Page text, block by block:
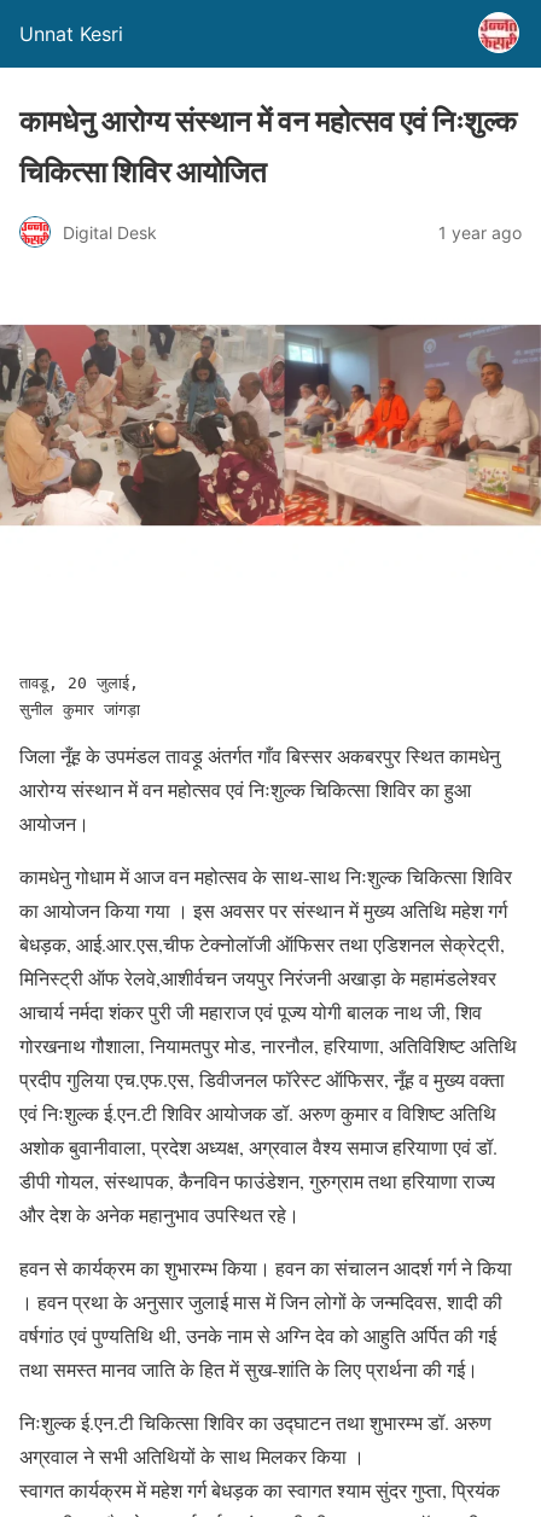
Unnat Kesri
कामधेनु आरोग्य संस्थान में वन महोत्सव एवं निःशुल्क
चिकित्सा शिविर आयोजित
Digital Desk 1 year ago
तावडू, 20 जुलाई,
सुनील कुमार जांगड़ा
जिला नूँह के उपमंडल तावड़ू अंतर्गत गाँव बिस्सर अकबरपुर स्थित कामधेनु
आरोग्य संस्थान में वन महोत्सव एवं निःशुल्क चिकित्सा शिविर का हुआ
आयोजन।
कामधेनु गोधाम में आज वन महोत्सव के साथ-साथ निःशुल्क चिकित्सा शिविर
का आयोजन किया गया । इस अवसर पर संस्थान में मुख्य अतिथि महेश गर्ग
बेधड़क, आई.आर.एस,चीफ टेक्नोलॉजी ऑफिसर तथा एडिशनल सेक्रेट्री,
मिनिस्ट्री ऑफ रेलवे,आशीर्वचन जयपुर निरंजनी अखाड़ा के महामंडलेश्वर
आचार्य नर्मदा शंकर पुरी जी महाराज एवं पूज्य योगी बालक नाथ जी, शिव
गोरखनाथ गौशाला, नियामतपुर मोड, नारनौल, हरियाणा, अतिविशिष्ट अतिथि
प्रदीप गुलिया एच.एफ.एस, डिवीजनल फॉरेस्ट ऑफिसर, नूँह व मुख्य वक्ता
एवं निःशुल्क ई.एन.टी शिविर आयोजक डॉ. अरुण कुमार व विशिष्ट अतिथि
अशोक बुवानीवाला, प्रदेश अध्यक्ष, अग्रवाल वैश्य समाज हरियाणा एवं डॉ.
डीपी गोयल, संस्थापक, कैनविन फाउंडेशन, गुरुग्राम तथा हरियाणा राज्य
और देश के अनेक महानुभाव उपस्थित रहे।
हवन से कार्यक्रम का शुभारम्भ किया। हवन का संचालन आदर्श गर्ग ने किया
। हवन प्रथा के अनुसार जुलाई मास में जिन लोगों के जन्मदिवस, शादी की
वर्षगांठ एवं पुण्यतिथि थी, उनके नाम से अग्नि देव को आहुति अर्पित की गई
तथा समस्त मानव जाति के हित में सुख-शांति के लिए प्रार्थना की गई।
निःशुल्क ई.एन.टी चिकित्सा शिविर का उद्घाटन तथा शुभारम्भ डॉ. अरुण
अग्रवाल ने सभी अतिथियों के साथ मिलकर किया ।
स्वागत कार्यक्रम में महेश गर्ग बेधड़क का स्वागत श्याम सुंदर गुप्ता, प्रियंक